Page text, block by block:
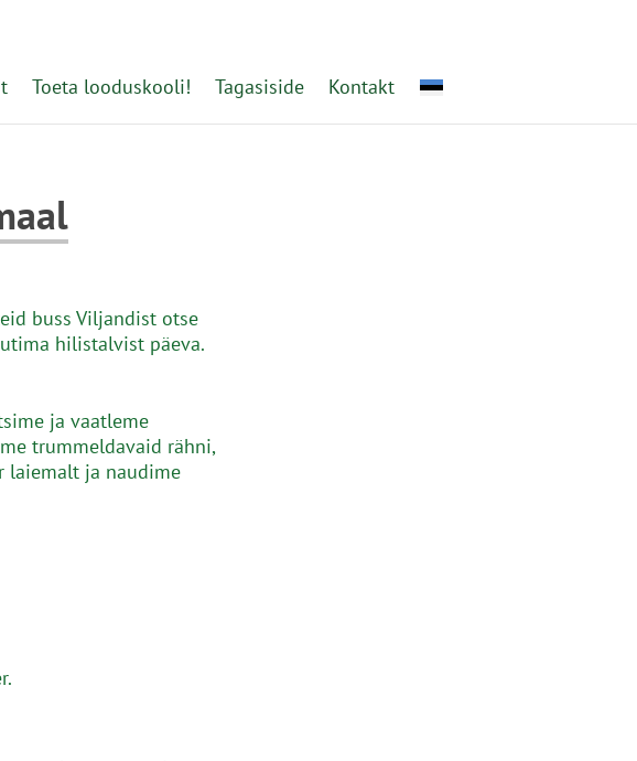
Toeta looduskooli! Tagasiside Kontakt
buss Viljandist otse
hilistalvist päeva.
ja vaatleme
trummeldavaid rähni,
laiemalt ja naudime